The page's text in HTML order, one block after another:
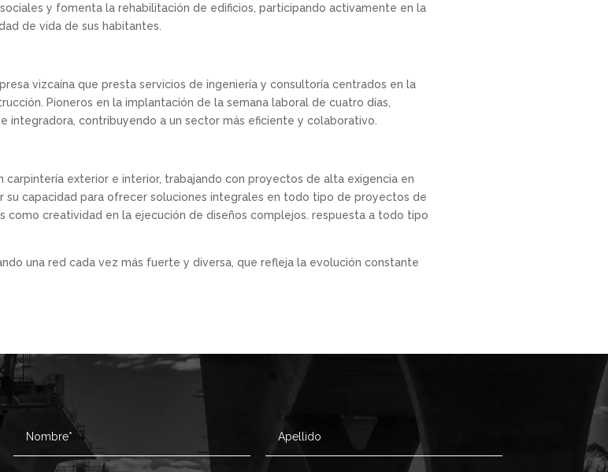
y fomenta la rehabilitación de edificios, participando activamente en la
de vida de sus habitantes.
vizcaína que presta servicios de ingeniería y consultoría centrados en la
Pioneros en la implantación de la semana laboral de cuatro días,
integradora, contribuyendo a un sector más eficiente y colaborativo.
carpintería exterior e interior, trabajando con proyectos de alta exigencia en
su capacidad para ofrecer soluciones integrales en todo tipo de proyectos de
creatividad en la ejecución de diseños complejos. respuesta a todo tipo
una red cada vez más fuerte y diversa, que refleja la evolución constante